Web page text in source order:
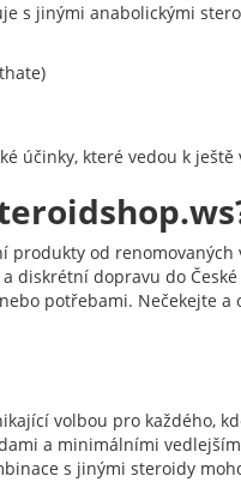
s jinými anabolickými
účinky, které vedou k
od renomovaných
diskrétní dopravu do
potřebami. Nečekejte
volbou pro každého,
a minimálními
s jinými steroidy